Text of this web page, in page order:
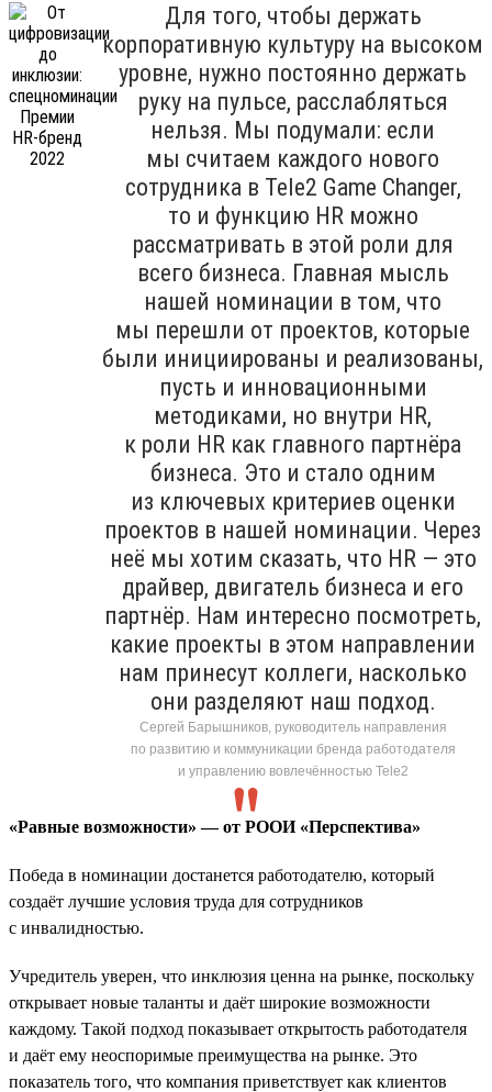
Для того, чтобы держать
корпоративную культуру на высоком
уровне, нужно постоянно держать
руку на пульсе, расслабляться
нельзя. Мы подумали: если
мы считаем каждого нового
сотрудника в Tele2 Game Changer,
то и функцию HR можно
рассматривать в этой роли для
всего бизнеса. Главная мысль
нашей номинации в том, что
мы перешли от проектов, которые
были инициированы и реализованы,
пусть и инновационными
методиками, но внутри HR,
к роли HR как главного партнёра
бизнеса. Это и стало одним
из ключевых критериев оценки
проектов в нашей номинации. Через
неё мы хотим сказать, что HR — это
драйвер, двигатель бизнеса и его
партнёр. Нам интересно посмотреть,
какие проекты в этом направлении
нам принесут коллеги, насколько
они разделяют наш подход.
Сергей Барышников, руководитель направления
по развитию и коммуникации бренда работодателя
и управлению вовлечённостью Tele2
«Равные возможности» — от РООИ «Перспектива»
Победа в номинации достанется работодателю, который
создаёт лучшие условия труда для сотрудников
с инвалидностью.
Учредитель уверен, что инклюзия ценна на рынке, поскольку
открывает новые таланты и даёт широкие возможности
каждому. Такой подход показывает открытость работодателя
и даёт ему неоспоримые преимущества на рынке. Это
показатель того, что компания приветствует как клиентов